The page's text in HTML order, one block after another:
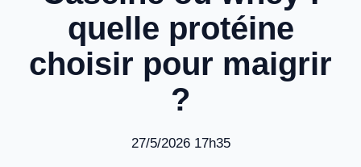
quelle protéine
choisir pour maigrir
?
27/5/2026 17h35